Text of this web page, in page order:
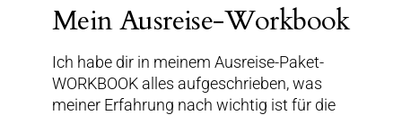
Mein Ausreise-Workbook
Ich habe dir in meinem Ausreise-Paket-
WORKBOOK alles aufgeschrieben, was
meiner Erfahrung nach wichtig ist für die